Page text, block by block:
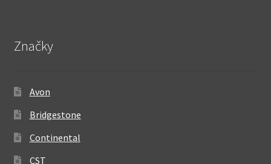
Značky
Avon
Bridgestone
Continental
CST